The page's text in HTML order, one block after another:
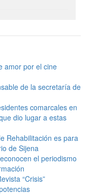
amor por el cine
de la secretaría de
comarcales en
dio lugar a estas
Rehabilitación es para
de Sijena
el periodismo
“Crisis”